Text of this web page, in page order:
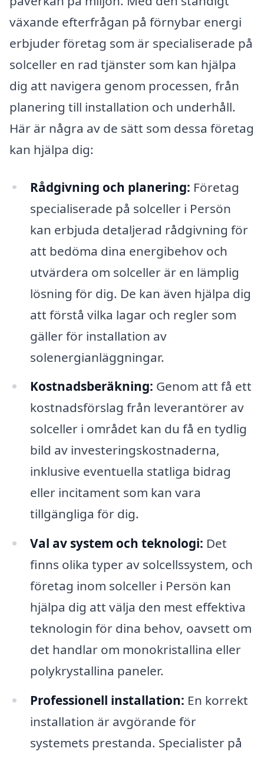
växande efterfrågan på förnybar energi
erbjuder företag som är specialiserade på
solceller en rad tjänster som kan hjälpa
dig att navigera genom processen, från
planering till installation och underhåll.
Här är några av de sätt som dessa företag
kan hjälpa dig:
Rådgivning och planering: Företag
specialiserade på solceller i Persön
kan erbjuda detaljerad rådgivning för
att bedöma dina energibehov och
utvärdera om solceller är en lämplig
lösning för dig. De kan även hjälpa dig
att förstå vilka lagar och regler som
gäller för installation av
solenergianläggningar.
Kostnadsberäkning: Genom att få ett
kostnadsförslag från leverantörer av
solceller i området kan du få en tydlig
bild av investeringskostnaderna,
inklusive eventuella statliga bidrag
eller incitament som kan vara
tillgängliga för dig.
Val av system och teknologi: Det
finns olika typer av solcellssystem, och
företag inom solceller i Persön kan
hjälpa dig att välja den mest effektiva
teknologin för dina behov, oavsett om
det handlar om monokristallina eller
polykrystallina paneler.
Professionell installation: En korrekt
installation är avgörande för
systemets prestanda. Specialister på